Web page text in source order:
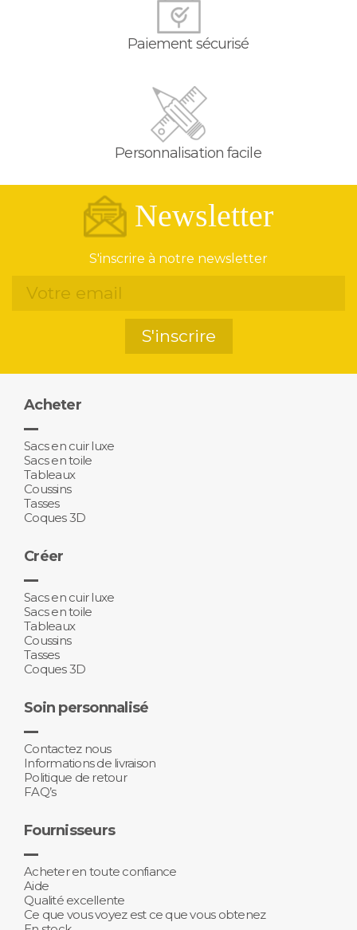
Paiement sécurisé
Personnalisation facile
Newsletter
S'inscrire à notre newsletter
S'inscrire
Acheter
Sacs en cuir luxe
Sacs en toile
Tableaux
Coussins
Tasses
Coques 3D
Créer
Sacs en cuir luxe
Sacs en toile
Tableaux
Coussins
Tasses
Coques 3D
Soin personnalisé
Contactez nous
Informations de livraison
Politique de retour
FAQ’s
Fournisseurs
Acheter en toute confiance
Aide
Qualité excellente
Ce que vous voyez est ce que vous obtenez